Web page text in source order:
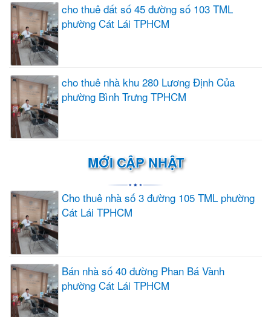
cho thuê đất số 45 đường số 103 TML
phường Cát Lái TPHCM
cho thuê nhà khu 280 Lương Định Của
phường Bình Trưng TPHCM
MỚI CẬP NHẬT
Cho thuê nhà số 3 đường 105 TML phường
Cát Lái TPHCM
Bán nhà số 40 đường Phan Bá Vành
phường Cát Lái TPHCM